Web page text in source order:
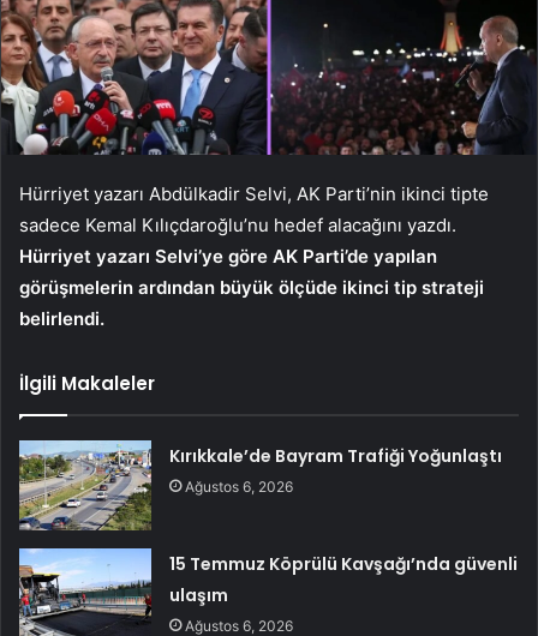
Hürriyet yazarı Abdülkadir Selvi, AK Parti’nin ikinci tipte
sadece Kemal Kılıçdaroğlu’nu hedef alacağını yazdı.
Hürriyet yazarı Selvi’ye göre AK Parti’de yapılan
görüşmelerin ardından büyük ölçüde ikinci tip strateji
belirlendi.
İlgili Makaleler
Kırıkkale’de Bayram Trafiği Yoğunlaştı
Ağustos 6, 2026
15 Temmuz Köprülü Kavşağı’nda güvenli
ulaşım
Ağustos 6, 2026